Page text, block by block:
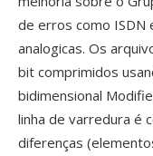
de erros como ISDN
analogicas. Os
bit comprimidos
bidimensional
linha de varredura é
diferenças